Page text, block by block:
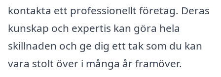
kontakta ett professionellt företag. Deras
kunskap och expertis kan göra hela
skillnaden och ge dig ett tak som du kan
vara stolt över i många år framöver.